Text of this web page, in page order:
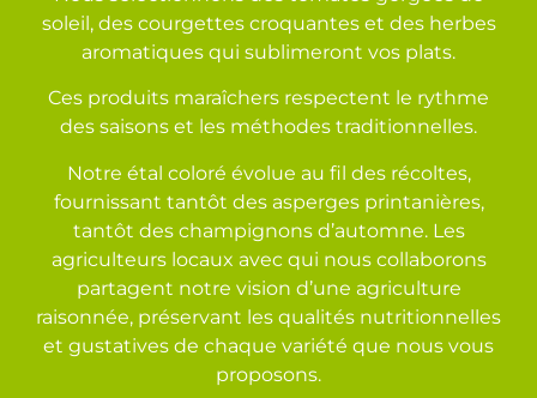
soleil, des courgettes croquantes et des herbes
aromatiques qui sublimeront vos plats.
Ces produits maraîchers respectent le rythme
des saisons et les méthodes traditionnelles.
Notre étal coloré évolue au fil des récoltes,
fournissant tantôt des asperges printanières,
tantôt des champignons d’automne. Les
agriculteurs locaux avec qui nous collaborons
partagent notre vision d’une agriculture
raisonnée, préservant les qualités nutritionnelles
et gustatives de chaque variété que nous vous
proposons.